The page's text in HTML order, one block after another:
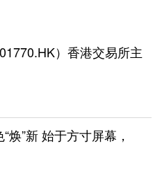
）香港交易所主
焕”新 始于方寸屏幕，